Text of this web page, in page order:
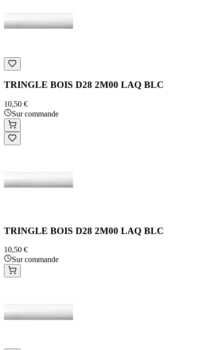
TRINGLE BOIS D28 2M00 LAQ BLC
10,50 €
Sur commande
TRINGLE BOIS D28 2M00 LAQ BLC
10,50 €
Sur commande